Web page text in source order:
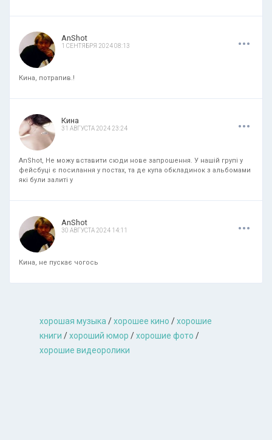
AnShot
1 СЕНТЯБРЯ 2024 08:13 ...
Кина, потрапив.!
Кина
31 АВГУСТА 2024 23:24 ...
AnShot, Не можу вставити сюди нове запрошення. У нашій групі у
фейсбуці є посилання у постах, та де купа обкладинок з альбомами
які були залиті у
AnShot
30 АВГУСТА 2024 14:11 ...
Кина, не пускає чогось
хорошая музыкa /хорошее кино /хорошие
книги /хороший юмор /хорошие фото /
хорошие видеоролики